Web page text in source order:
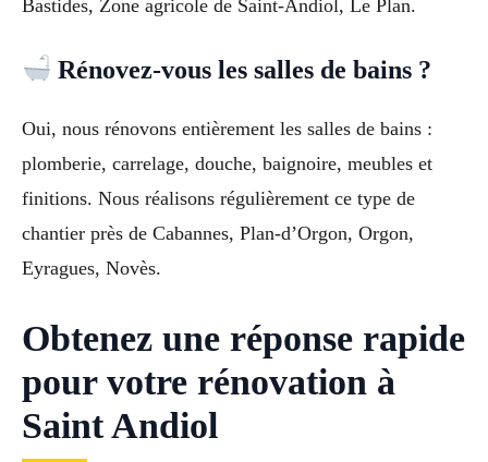
Bastides, Zone agricole de Saint-Andiol, Le Plan.
Rénovez-vous les salles de bains ?
Oui, nous rénovons entièrement les salles de bains :
plomberie, carrelage, douche, baignoire, meubles et
finitions. Nous réalisons régulièrement ce type de
chantier près de Cabannes, Plan-d’Orgon, Orgon,
Eyragues, Novès.
Obtenez une réponse rapide
pour votre rénovation à
Saint Andiol